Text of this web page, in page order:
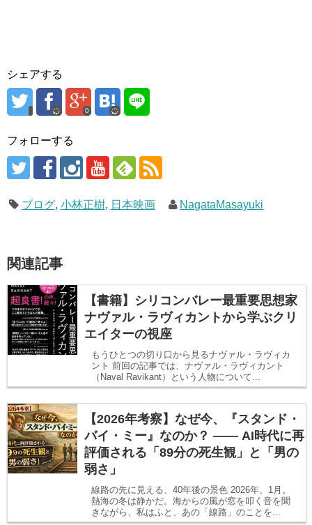
シェアする
0
フォローする
ブログ, 小林正樹, 日本映画 NagataMasayuki
関連記事
【書籍】シリコンバレー最重要思想家
ナヴァル・ラヴィカントから学ぶクリ
エイターの視座
もうひとつの切り口から見るナヴァル・ラヴィカ
ント 前回の記事では、ナヴァル・ラヴィカント
（Naval Ravikant）という人物について...
【2026年考察】なぜ今、『スタンド・
バイ・ミー』なのか？ —— AI時代に再
評価される「89分の死生観」と「男の
弱さ」
線路の先に見える、40年後の景色 2026年、1月。
熱海の冬は静かだ。海からの風が窓を叩く音を聞
きながら、私はふと、あの「線路」のことを...